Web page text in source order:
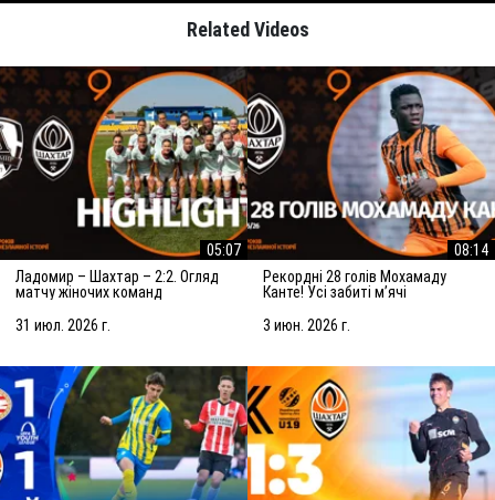
Related Videos
05:07
Ладомир – Шахтар – 2:2. Огляд
матчу жіночих команд
31 июл. 2026 г.
08:14
Рекордні 28 голів Мохамаду
Канте! Усі забиті мʼячі
сезоні-2025/26
3 июн. 2026 г.